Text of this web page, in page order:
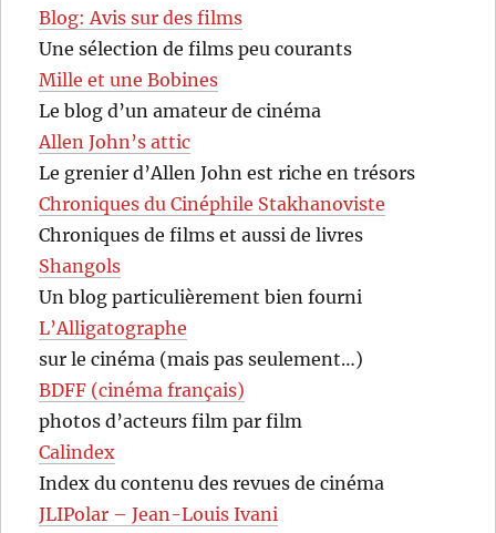
Blog: Avis sur des films
Une sélection de films peu courants
Mille et une Bobines
Le blog d’un amateur de cinéma
Allen John’s attic
Le grenier d’Allen John est riche en trésors
Chroniques du Cinéphile Stakhanoviste
Chroniques de films et aussi de livres
Shangols
Un blog particulièrement bien fourni
L’Alligatographe
sur le cinéma (mais pas seulement…)
BDFF (cinéma français)
photos d’acteurs film par film
Calindex
Index du contenu des revues de cinéma
JLIPolar – Jean-Louis Ivani